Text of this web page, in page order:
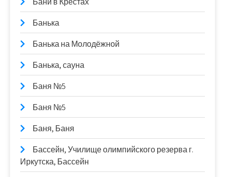
Банька
Банька на Молодёжной
Банька, сауна
Баня №5
Баня №5
Баня, Баня
Бассейн, Училище олимпийского резерва г.
Иркутска, Бассейн